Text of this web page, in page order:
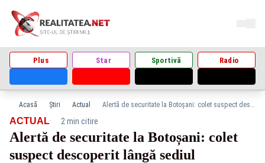
Plus Star Sportivă Radio
Acasă Știri Actual Alertă de securitate la Botoșani: colet suspect descoperit lângă sediul Jandarmeriei
ACTUAL· 2 min citire
Alertă de securitate la Botoșani: colet
suspect descoperit lângă sediul